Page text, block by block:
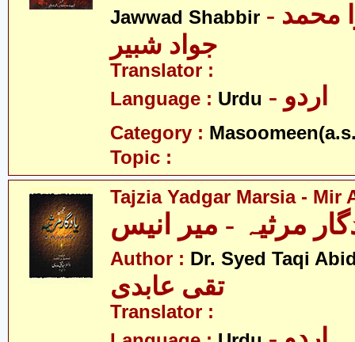
Jawwad Shabbir - مولانا میرزا محمد
جواد شبیر
Translator :
Language : Urdu - اردو
Category :
Topic :
Tajzia Yadgar Marsia - Mir
مرثیہ - میر انیس
Author : Dr. Syed Taqi
تقی عابدی
Translator :